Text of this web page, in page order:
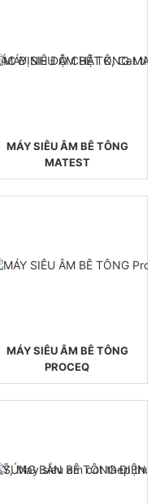
MÁY SIÊU ÂM BÊ TÔNG
MATEST
MÁY SIÊU ÂM BÊ TÔNG
PROCEQ